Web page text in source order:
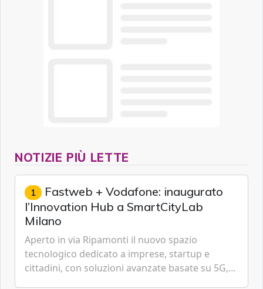
NOTIZIE PIÙ LETTE
1 Fastweb + Vodafone: inaugurato
l’Innovation Hub a SmartCityLab
Milano
Aperto in via Ripamonti il nuovo spazio
tecnologico dedicato a imprese, startup e
cittadini, con soluzioni avanzate basate su 5G,